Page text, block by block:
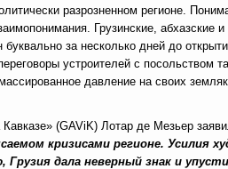
разрозненном регионе.
Грузинские, абхазские
за несколько дней до
устроителей с посольством
давление на своих
(GAViK) Лотар де Мезьер
кризисами регионе. Усилия
дала неверный знак и